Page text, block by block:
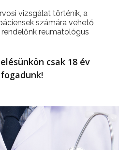
vizsgálat történik, a
számára vehető
reumatológus
csak 18 év